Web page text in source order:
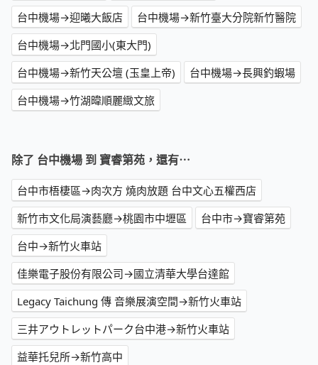
台中機場→迎曦大飯店
台中機場→新竹臺大分院新竹醫院
台中機場→北門國小(東大門)
台中機場→新竹天公壇 (玉皇上帝)
台中機場→長興釣蝦場
台中機場→竹湖暐順麗緻文旅
除了 台中機場 到 寶睿第苑，還有⋯
台中市梧棲區→肉次方 燒肉放題 台中文心五權西店
新竹市文化局演藝廳→桃園市中壢區
台中市→寶睿第苑
台中→新竹火車站
佳樂電子股份有限公司→國立清華大學台達館
Legacy Taichung 傳 音樂展演空間→新竹火車站
三井アウトレットパーク台中港→新竹火車站
益華托兒所→新竹高中